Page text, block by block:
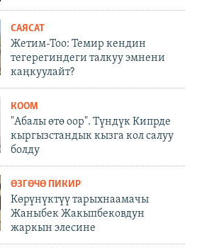
САЯСАТ
Жетим-Тоо: Темир кендин
тегерегиндеги талкуу эмнени
каңкуулайт?
КООМ
"Абалы өтө оор". Түндүк Кипрде
кыргызстандык кызга кол салуу
болду
ӨЗГӨЧӨ ПИКИР
Көрүнүктүү тарыхнаамачы
Жаныбек Жакыпбековдун
жаркын элесине